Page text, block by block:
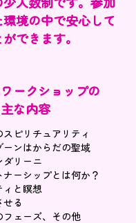
境の中で安心して
できます。
ークショップの
主な内容
スピリチュアリティ
ーンはからだの聖域
ダリーニ
ナーシップとは何か？
ィと瞑想
せる
フェーズ、その他